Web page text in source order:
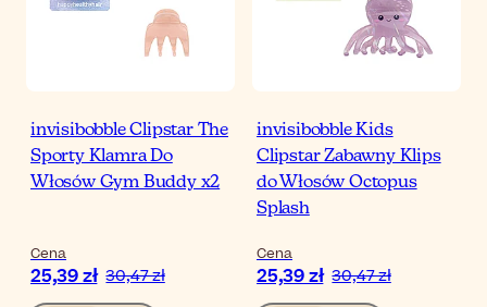
invisibobble Clipstar The
Sporty Klamra Do
Włosów Gym Buddy x2
Cena
25,39 zł 30,47 zł
invisibobble Kids
Clipstar Zabawny Klips
do Włosów Octopus
Splash
Cena
25,39 zł 30,47 zł